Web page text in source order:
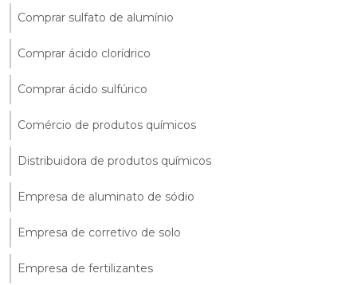
Comprar sulfato de alumínio
Comprar ácido clorídrico
Comprar ácido sulfúrico
Comércio de produtos químicos
Distribuidora de produtos químicos
Empresa de aluminato de sódio
Empresa de corretivo de solo
Empresa de fertilizantes